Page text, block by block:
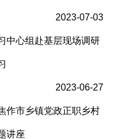
2023-07-03
中心组赴基层现场调研
2023-06-27
作市乡镇党政正职乡村
讲座